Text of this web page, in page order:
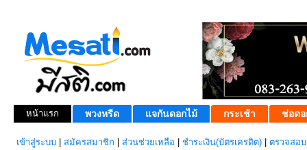
หน้าแรก พวงหรีด แจกันดอกไม้ กระเช้า ช่อดอ
เข้าสู่ระบบ สมัครสมาชิก ส่วนช่วยเหลือ ชำระเงิน(บัตรเครดิต) ตรวจสอ